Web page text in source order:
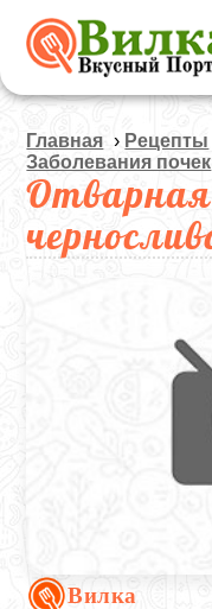
Главная › Рецепты
Заболевания почек
Отварная
Вилка